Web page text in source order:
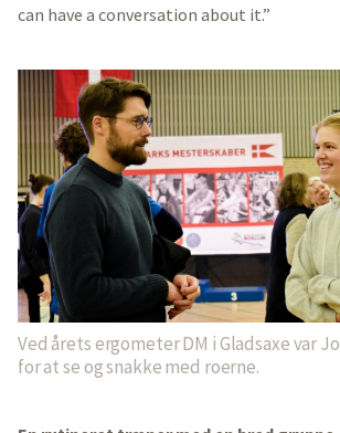
can have a conversation about it.”
Ved årets ergometer DM i Gladsaxe var
for at se og snakke med roerne.